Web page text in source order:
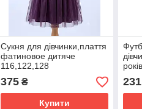
Сукня для дівчинки,плаття
фатиновое дитяче
116,122,128
375₴
Купити
231